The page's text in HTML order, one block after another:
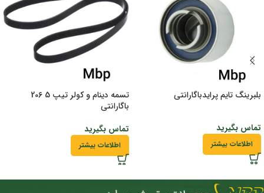
بلبرینگ تایم پرایدباگارانتی
تماس بگیرید
اطلاعات بیشتر
تسمه دینام و کولر تیپ 5 206
باگارانتی
تماس بگیرید
اطلاعات بیشتر